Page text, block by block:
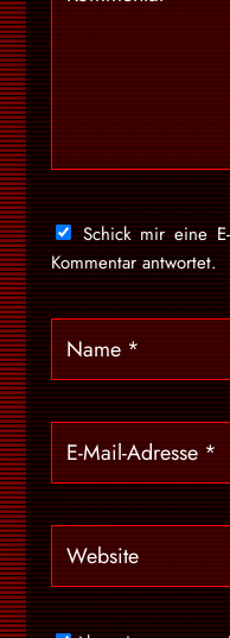
Schick mir eine
Kommentar antwortet.